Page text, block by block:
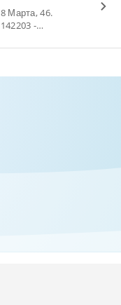
8 Марта, 46.
142203 -